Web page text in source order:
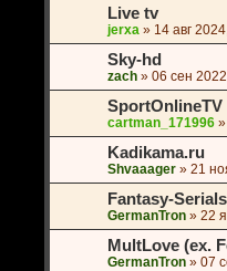
Live tv
jerxa » 14 авг
Sky-hd
zach » 06 сен
SportOnlineTV
cartman_171996 »
Kadikama.ru
Shvaaager » 21
Fantasy-Serials
GermanTron » 22
MultLove (ex.
GermanTron » 07